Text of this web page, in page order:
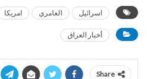
اسرائيل العامري امريكا
أخبار العراق
Share